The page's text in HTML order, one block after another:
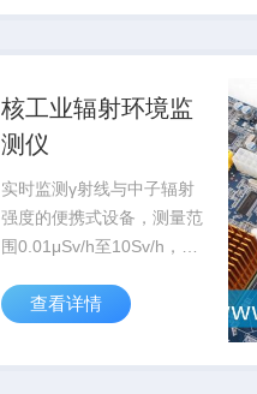
核工业辐射环境监
测仪
实时监测γ射线与中子辐射
强度的便携式设备，测量范
围0.01μSv/h至10Sv/h，通
用于核电站...
查看详情